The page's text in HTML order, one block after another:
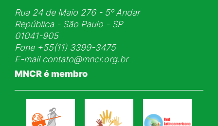
Rua 24 de Maio 276 - 5ᵒ Andar
República - São Paulo - SP
01041-905
Fone+55(11) 3399-3475
E-mail contato@mncr.org.br
MNCR é membro